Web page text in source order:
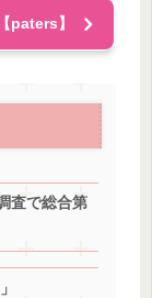
paters】
査で総合第